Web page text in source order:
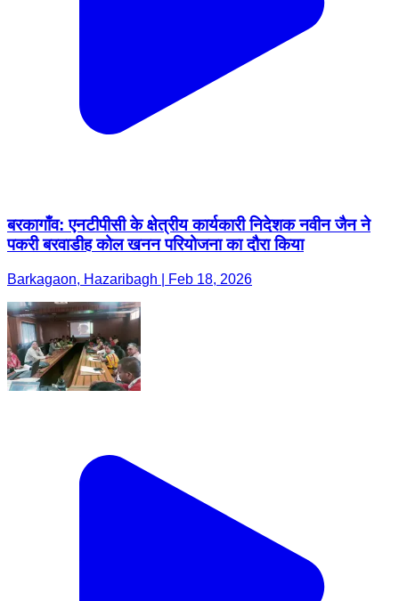
बरकागाँव: एनटीपीसी के क्षेत्रीय कार्यकारी निदेशक नवीन जैन ने
पकरी बरवाडीह कोल खनन परियोजना का दौरा किया
Barkagaon, Hazaribagh | Feb 18, 2026